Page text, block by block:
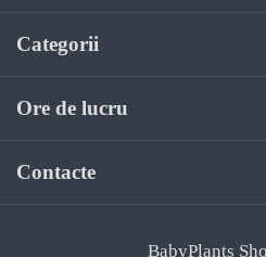
Categorii
Ore de lucru
Contacte
BabyPlants